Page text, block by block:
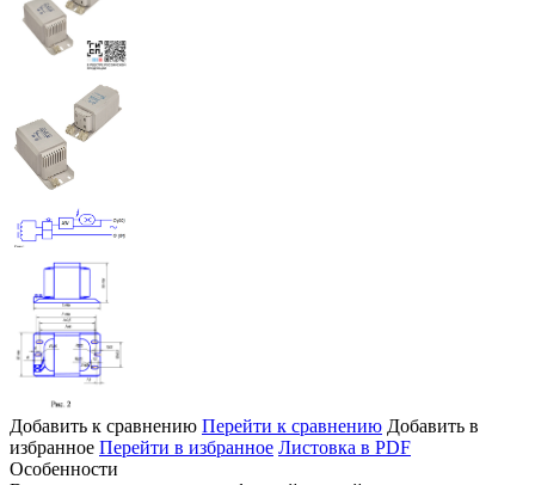
Добавить к сравнению Перейти к сравнению Добавить в
избранное Перейти в избранное Листовка в PDF
Особенности